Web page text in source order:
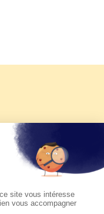
2026 de KTO
du pape Léon
sur KTO le